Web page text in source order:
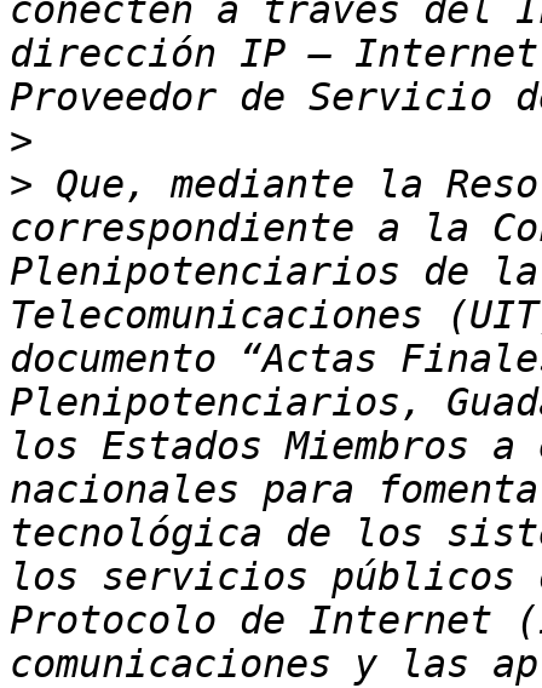
conecten a través del
dirección IP –
>
> Que, mediante la
correspondiente a la
Plenipotenciarios de
Telecomunicaciones
documento “Actas
Plenipotenciarios,
los Estados Miembros
nacionales para
tecnológica de los
los servicios públicos
Protocolo de Internet
comunicaciones y las